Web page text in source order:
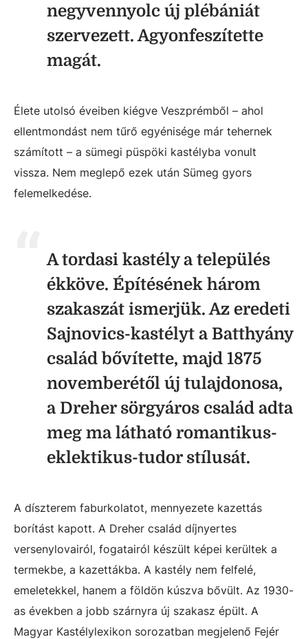
negyvennyolc új plébániát
szervezett. Agyonfeszítette
magát.
Élete utolsó éveiben kiégve Veszprémből – ahol
ellentmondást nem tűrő egyénisége már tehernek
számított – a sümegi püspöki kastélyba vonult
vissza. Nem meglepő ezek után Sümeg gyors
felemelkedése.
A tordasi kastély a település
ékköve. Építésének három
szakaszát ismerjük. Az eredeti
Sajnovics-kastélyt a Batthyány
család bővítette, majd 1875
novemberétől új tulajdonosa,
a Dreher sörgyáros család adta
meg ma látható romantikus-
eklektikus-tudor stílusát.
A díszterem faburkolatot, mennyezete kazettás
borítást kapott. A Dreher család díjnyertes
versenylovairól, fogatairól készült képei kerültek a
termekbe, a kazettákba. A kastély nem felfelé,
emeletekkel, hanem a földön kúszva bővült. Az 1930-
as években a jobb szárnyra új szakasz épült. A
Magyar Kastélylexikon sorozatban megjelenő Fejér